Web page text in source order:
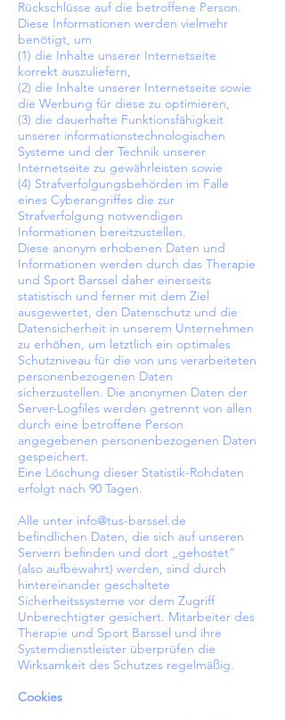
Rückschlüsse auf die betroffene Person.
Diese Informationen werden vielmehr
benötigt, um
(1) die Inhalte unserer Internetseite
korrekt auszuliefern,
(2) die Inhalte unserer Internetseite sowie
die Werbung für diese zu optimieren,
(3) die dauerhafte Funktionsfähigkeit
unserer informationstechnologischen
Systeme und der Technik unserer
Internetseite zu gewährleisten sowie
(4) Strafverfolgungsbehörden im Falle
eines Cyberangriffes die zur
Strafverfolgung notwendigen
Informationen bereitzustellen.
Diese anonym erhobenen Daten und
Informationen werden durch das Therapie
und Sport Barssel daher einerseits
statistisch und ferner mit dem Ziel
ausgewertet, den Datenschutz und die
Datensicherheit in unserem Unternehmen
zu erhöhen, um letztlich ein optimales
Schutzniveau für die von uns verarbeiteten
personenbezogenen Daten
sicherzustellen. Die anonymen Daten der
Server-Logfiles werden getrennt von allen
durch eine betroffene Person
angegebenen personenbezogenen Daten
gespeichert.
Eine Löschung dieser Statistik-Rohdaten
erfolgt nach 90 Tagen.
Alle unter info@tus-barssel.de
befindlichen Daten, die sich auf unseren
Servern befinden und dort „gehostet“
(also aufbewahrt) werden, sind durch
hintereinander geschaltete
Sicherheitssysteme vor dem Zugriff
Unberechtigter gesichert. Mitarbeiter des
Therapie und Sport Barssel und ihre
Systemdienstleister überprüfen die
Wirksamkeit des Schutzes regelmäßig.
Cookies